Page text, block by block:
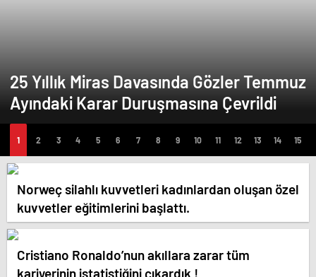
25 Yıllık Miras Davasında Gözler Temmuz
Ayındaki Karar Duruşmasına Çevrildi
Norweç silahlı kuvvetleri kadınlardan oluşan özel
kuvvetler eğitimlerini başlattı.
Cristiano Ronaldo’nun akıllara zarar tüm
kariyerinin istatistiğini çıkardık !